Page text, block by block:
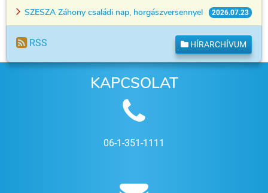
2026.07.23
SZESZA Záhony családi nap, horgászversennyel
RSS HÍRARCHÍVUM
KAPCSOLAT
06-1-351-1111